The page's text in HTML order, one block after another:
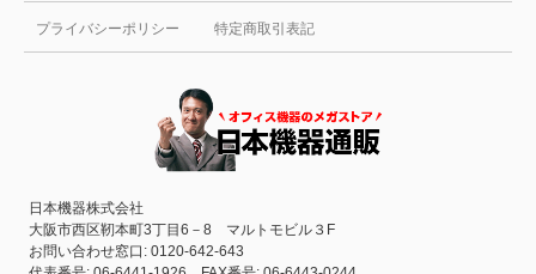
プライバシーポリシー 特定商取引表記
日本機器株式会社
大阪市西区靭本町3丁目6－8 マルトモビル３F
お問い合わせ窓口: 0120-642-643